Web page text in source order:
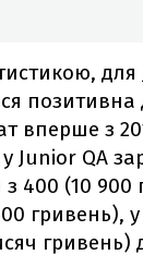
вперше з
у Junior QA
з 400 (10 900
гривень),
гривень)